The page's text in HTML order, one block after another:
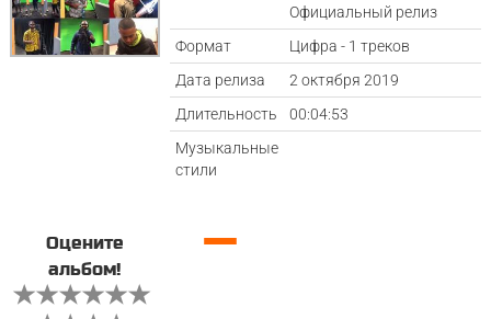
Официальный релиз
Формат
Цифра - 1 треков
Дата релиза
2 октября 2019
Длительность
00:04:53
Музыкальные
стили
Оцените
альбом!
—